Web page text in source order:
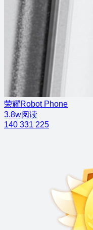
荣耀Robot Phone
3.8w阅读
140 331 225